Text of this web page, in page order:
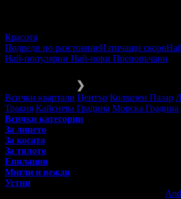
Красота
Подреди по разстояниеИзтичащи скоро
Най-популярни Най-нови Препоръчани
❯
Всички квартали Център Колхозен Пазар
Тракия Кайсиева Градина Морска Градина
Всички категории
За лицето
За косата
За тялото
Епилации
Мигли и вежди
Устни